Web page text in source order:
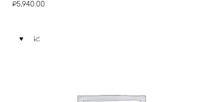
₽5,940.00